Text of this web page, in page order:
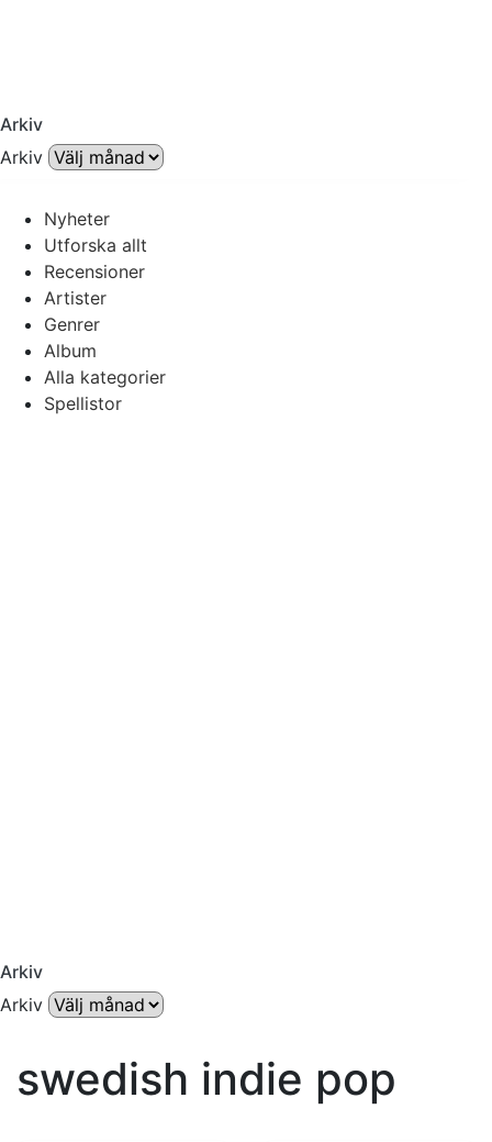
Arkiv
Arkiv
Nyheter
Utforska allt
Recensioner
Artister
Genrer
Album
Alla kategorier
Spellistor
Arkiv
Arkiv
swedish indie pop